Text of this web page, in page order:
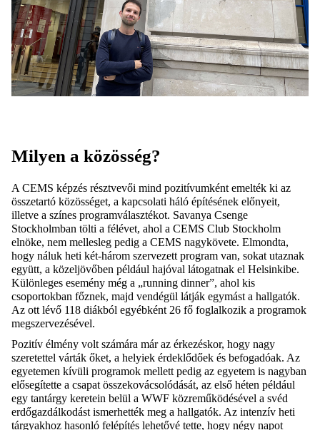
Milyen a közösség?
A CEMS képzés résztvevői mind pozitívumként emelték ki az
összetartó közösséget, a kapcsolati háló építésének előnyeit,
illetve a színes programválasztékot. Savanya Csenge
Stockholmban tölti a félévet, ahol a CEMS Club Stockholm
elnöke, nem mellesleg pedig a CEMS nagykövete. Elmondta,
hogy náluk heti két-három szervezett program van, sokat utaznak
együtt, a közeljövőben például hajóval látogatnak el Helsinkibe.
Különleges esemény még a „running dinner”, ahol kis
csoportokban főznek, majd vendégül látják egymást a hallgatók.
Az ott lévő 118 diákból egyébként 26 fő foglalkozik a programok
megszervezésével.
Pozitív élmény volt számára már az érkezéskor, hogy nagy
szeretettel várták őket, a helyiek érdeklődőek és befogadóak. Az
egyetemen kívüli programok mellett pedig az egyetem is nagyban
elősegítette a csapat összekovácsolódását, az első héten például
egy tantárgy keretein belül a WWF közreműködésével a svéd
erdőgazdálkodást ismerhették meg a hallgatók. Az intenzív heti
tárgyakhoz hasonló felépítés lehetővé tette, hogy négy napot